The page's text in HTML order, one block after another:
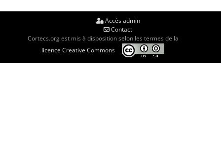
Accès admin
Contact
Cortecs.org est mis à disposition selon les termes de la
licence Creative Commons